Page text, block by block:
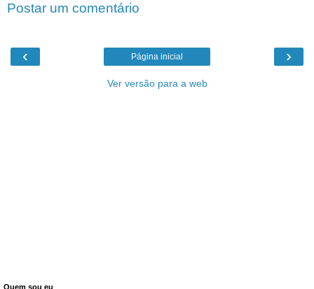
Postar um comentário
‹ ›
Página inicial
Ver versão para a web
Quem sou eu